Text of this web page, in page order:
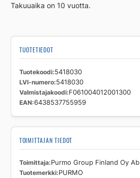
Takuuaika on 10 vuotta.
TUOTETIEDOT
Tuotekoodi 5418030
LVI-numero 5418030
Valmistajakoodi F061004012001300
EAN 6438537755959
TOIMITTAJAN TIEDOT
Toimittaja Purmo Group Finland Oy Ab
Tuotemerkki PURMO